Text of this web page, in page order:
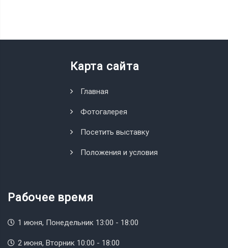
Карта сайта
Главная
Фотогалерея
Посетить выставку
Положения и условия
Рабочее время
1 июня, Понедельник 13:00 - 18:00
2 июня, Вторник 10:00 - 18:00